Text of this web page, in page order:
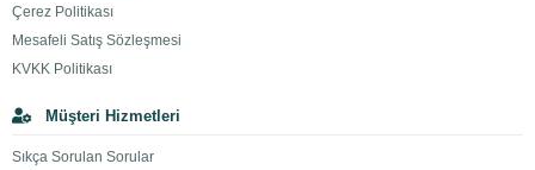
Çerez Politikası
Mesafeli Satış Sözleşmesi
KVKK Politikası
Müşteri Hizmetleri
Sıkça Sorulan Sorular